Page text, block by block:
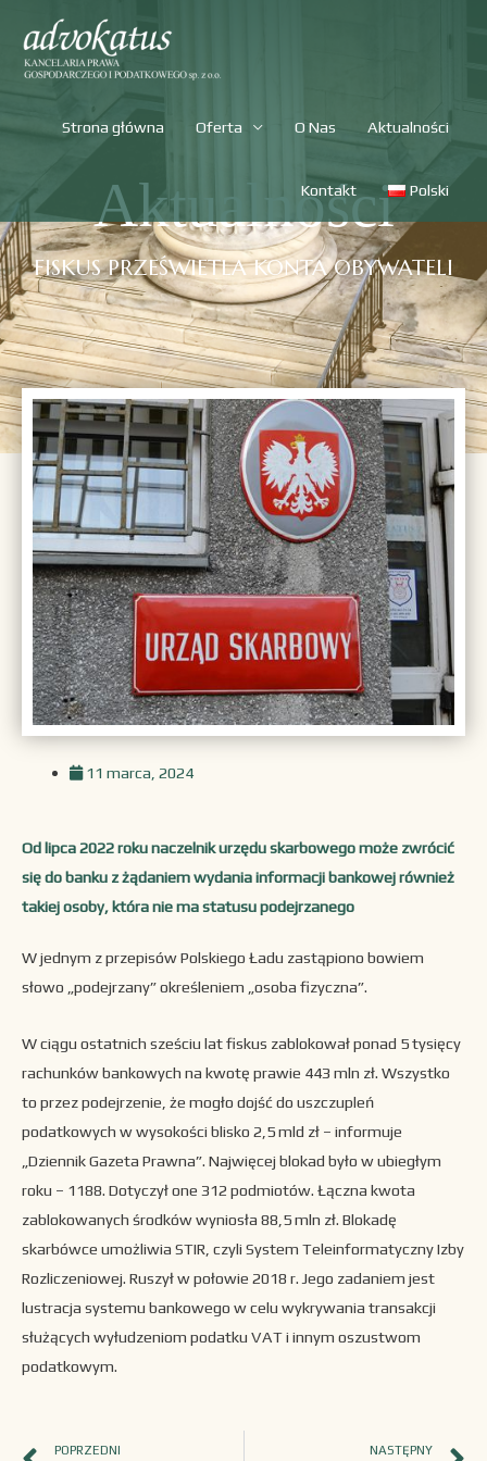
Strona główna Oferta O Nas Aktualności
Kontakt Polski
Aktualności
FISKUS PRZEŚWIETLA KONTA OBYWATELI
11 marca, 2024
Od lipca 2022 roku naczelnik urzędu skarbowego może zwrócić
się do banku z żądaniem wydania informacji bankowej również
takiej osoby, która nie ma statusu podejrzanego
W jednym z przepisów Polskiego Ładu zastąpiono bowiem
słowo „podejrzany” określeniem „osoba fizyczna”.
W ciągu ostatnich sześciu lat fiskus zablokował ponad 5 tysięcy
rachunków bankowych na kwotę prawie 443 mln zł. Wszystko
to przez podejrzenie, że mogło dojść do uszczupleń
podatkowych w wysokości blisko 2,5 mld zł – informuje
„Dziennik Gazeta Prawna”. Najwięcej blokad było w ubiegłym
roku – 1188. Dotyczył one 312 podmiotów. Łączna kwota
zablokowanych środków wyniosła 88,5 mln zł. Blokadę
skarbówce umożliwia STIR, czyli System Teleinformatyczny Izby
Rozliczeniowej. Ruszył w połowie 2018 r. Jego zadaniem jest
lustracja systemu bankowego w celu wykrywania transakcji
służących wyłudzeniom podatku VAT i innym oszustwom
podatkowym.
POPRZEDNI NASTĘPNY